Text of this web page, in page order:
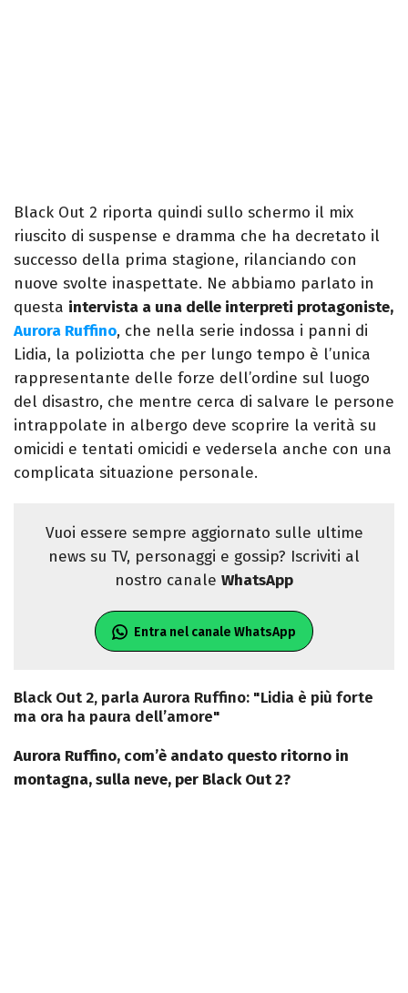
Black Out 2 riporta quindi sullo schermo il mix
riuscito di suspense e dramma che ha decretato il
successo della prima stagione, rilanciando con
nuove svolte inaspettate. Ne abbiamo parlato in
questa intervista a una delle interpreti protagoniste,
Aurora Ruffino, che nella serie indossa i panni di
Lidia, la poliziotta che per lungo tempo è l’unica
rappresentante delle forze dell’ordine sul luogo
del disastro, che mentre cerca di salvare le persone
intrappolate in albergo deve scoprire la verità su
omicidi e tentati omicidi e vedersela anche con una
complicata situazione personale.
Vuoi essere sempre aggiornato sulle ultime
news su TV, personaggi e gossip? Iscriviti al
nostro canale WhatsApp
Entra nel canale WhatsApp
Black Out 2, parla Aurora Ruffino: "Lidia è più forte
ma ora ha paura dell’amore"
Aurora Ruffino, com’è andato questo ritorno in
montagna, sulla neve, per Black Out 2?